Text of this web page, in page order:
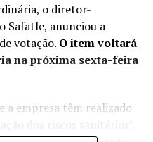
o diretor-
Safatle, anunciou a
votação. O item voltará
na próxima sexta-feira
a empresa têm realizado